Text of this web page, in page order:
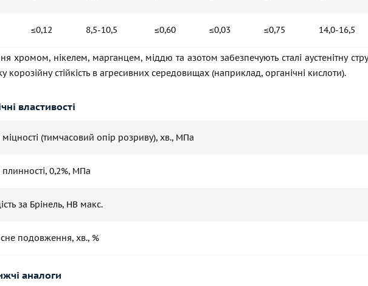
≤0,12 8,5-10,5 ≤0,60 ≤0,03 ≤0,75 14,0-16,5
хромом, нікелем, марганцем, міддю та азотом забезпечують сталі аустенітну
корозійну стійкість в агресивних середовищах (наприклад, органічні кислоти).
властивості
(тимчасовий опір розриву), хв., МПа
0,2%, МПа
за Брінель, HB макс.
подовження, хв., %
аналоги